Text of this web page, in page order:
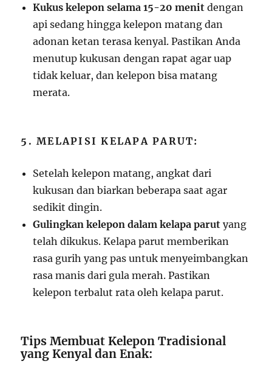
Kukus kelepon selama 15-20 menit dengan
api sedang hingga kelepon matang dan
adonan ketan terasa kenyal. Pastikan Anda
menutup kukusan dengan rapat agar uap
tidak keluar, dan kelepon bisa matang
merata.
5. MELAPISI KELAPA PARUT:
Setelah kelepon matang, angkat dari
kukusan dan biarkan beberapa saat agar
sedikit dingin.
Gulingkan kelepon dalam kelapa parut yang
telah dikukus. Kelapa parut memberikan
rasa gurih yang pas untuk menyeimbangkan
rasa manis dari gula merah. Pastikan
kelepon terbalut rata oleh kelapa parut.
Tips Membuat Kelepon Tradisional
yang Kenyal dan Enak: